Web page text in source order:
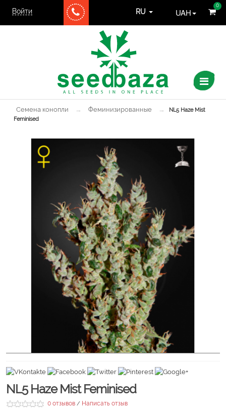
Войти
0
RU UAH
Семена конопли → Феминизированные →
NL5 Haze Mist
Feminised
NL5 Haze Mist Feminised
0 отзывов / Написать отзыв